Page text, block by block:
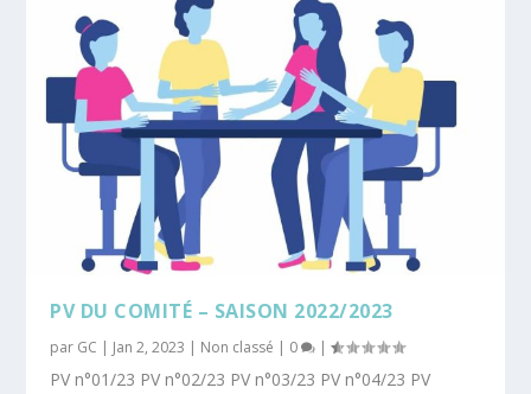
PV DU COMITÉ – SAISON 2022/2023
par GC | Jan 2, 2023 | Non classé | 0 |
PV n°01/23 PV n°02/23 PV n°03/23 PV n°04/23 PV